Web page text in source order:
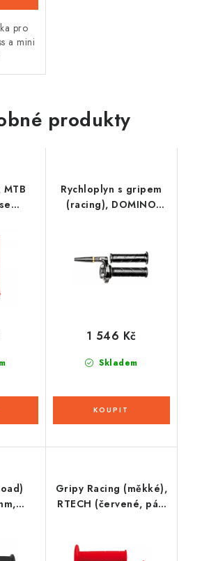
pro
a mini
produkty
MTB
130
Rychloplyn s gripem
(racing), DOMINO
Skladem
1 546 Kč
Gripy Racing (měkké),
RTECH (červené, pár,